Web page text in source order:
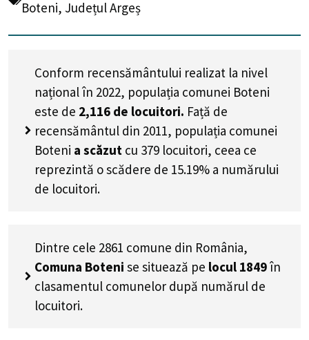
Boteni, Județul Argeș
Conform recensământului realizat la nivel
național în 2022, populația comunei Boteni
este de 2,116 de locuitori. Față de
recensământul din 2011, populația comunei
Boteni a scăzut cu 379 locuitori, ceea ce
reprezintă o scădere de 15.19% a numărului
de locuitori.
Dintre cele 2861 comune din România,
Comuna Boteni se situează pe locul 1849în
clasamentul comunelor după numărul de
locuitori.